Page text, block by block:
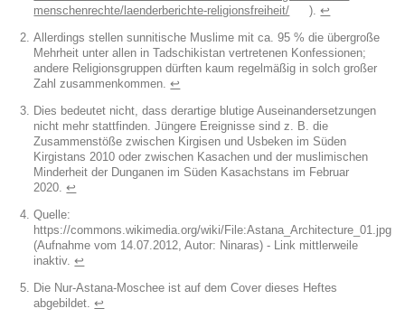
menschenrechte/laenderberichte-religionsfreiheit/
).↩︎
Allerdings stellen sunnitische Muslime mit ca. 95 % die übergroße
Mehrheit unter allen in Tadschikistan vertretenen Konfessionen;
andere Religionsgruppen dürften kaum regelmäßig in solch großer
Zahl zusammenkommen.↩︎
Dies bedeutet nicht, dass derartige blutige Auseinandersetzungen
nicht mehr stattfinden. Jüngere Ereignisse sind z. B. die
Zusammenstöße zwischen Kirgisen und Usbeken im Süden
Kirgistans 2010 oder zwischen Kasachen und der muslimischen
Minderheit der Dunganen im Süden Kasachstans im Februar
2020.↩︎
Quelle:
https://commons.wikimedia.org/wiki/File:Astana_Architecture_01.jpg
(Aufnahme vom 14.07.2012, Autor: Ninaras) - Link mittlerweile
inaktiv.↩︎
Die Nur-Astana-Moschee ist auf dem Cover dieses Heftes
abgebildet.↩︎